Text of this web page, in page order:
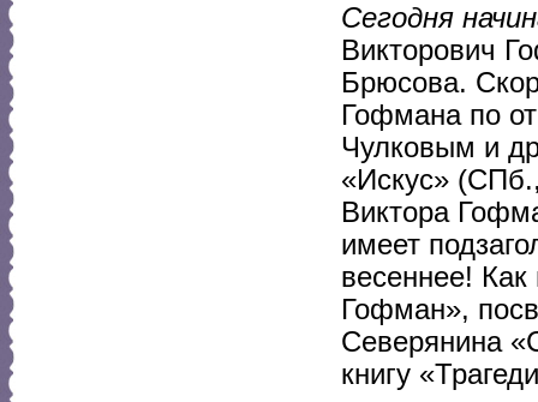
Сегодня
Викторович
Брюсова.
Гофмана по
Чулковым и
«Искус»
Виктора
имеет
весеннее!
Гофман»,
Северянина
книгу